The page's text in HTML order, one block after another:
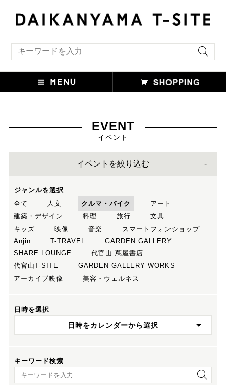
EVENT
イベント
イベントを絞り込む
ジャンルを選択
全て
人文 クルマ・バイク
アート
建築・デザイン
料理 旅行
文具
キッズ
映像 音楽
スマートフォンショップ
Anjin
T-TRAVEL
GARDEN GALLERY
SHARE LOUNGE
代官山 蔦屋書店
代官山T-SITE
GARDEN GALLERY WORKS
アーカイブ映像
美容・ウェルネス
日時を選択
日時をカレンダーから選択
キーワード検索
キーワード検索